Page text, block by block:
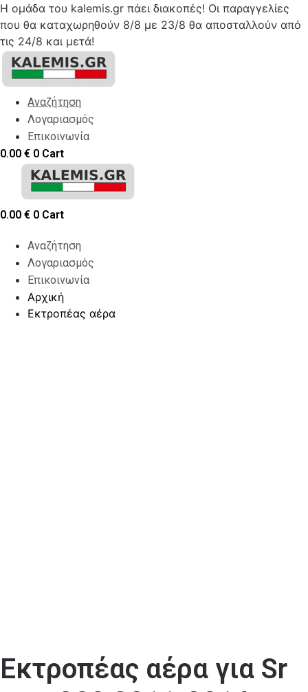
Η ομάδα του kalemis.gr πάει διακοπές! Οι παραγγελίες
που θα καταχωρηθούν 8/8 με 23/8 θα αποσταλλούν από
τις 24/8 και μετά!
Skip
content
Αναζήτηση
Λογαριασμός
Επικοινωνία
0.00 € 0 Cart
0.00 € 0 Cart
Αναζήτηση
Λογαριασμός
Επικοινωνία
Αρχική
Εκτροπέας αέρα
Εκτροπέας αέρα για Sr